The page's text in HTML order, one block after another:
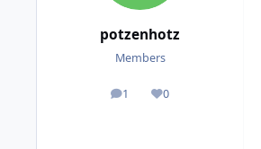
potzenhotz
Members
1
posts 0
Reputation